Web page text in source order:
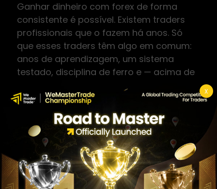
X
Ganhar dinheiro com forex de forma
consistente é possível. Existem traders
profissionais que o fazem há anos. Só
que esses traders têm algo em comum:
anos de aprendizagem, um sistema
testado, disciplina de ferro e — acima de
o conceito de perda.
O problema não está no mercado em si.
Está nas expectativas erradas. Quando
alguém começa no forex a pensar que
vai duplicar o capital em três meses, está
a programar-se para tomar riscos
excessivos, ignorar sinais de alerta e